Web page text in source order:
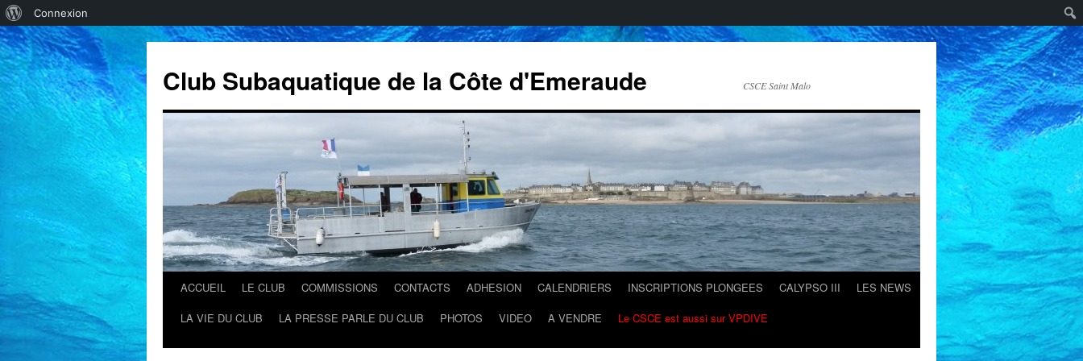
propos
de
WordPress
Connexion
Club Subaquatique de la Côte d'Emeraude CSCE Saint Malo
Aller
contenu
ACCUEIL LE CLUB COMMISSIONS CONTACTS ADHESION CALENDRIERS INSCRIPTIONS PLONGEES CALYPSO III
LES NEWS
LA VIE DU CLUB
LA PRESSE PARLE DU CLUB PHOTOS VIDEO A VENDRE Le CSCE est aussi sur VPDIVE